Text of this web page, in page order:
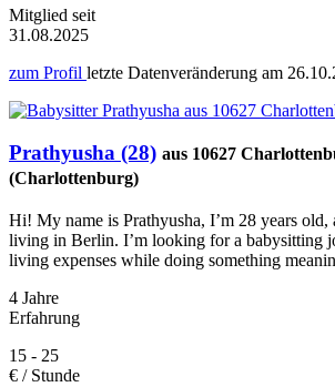
Mitglied seit
31.08.2025
zum Profil letzte Datenveränderung am
Prathyusha (28) aus 10627
(Charlottenburg)
Hi! My name is Prathyusha, I’m 28 years
living in Berlin. I’m looking for a babysitting
living expenses while doing something
4 Jahre
Erfahrung
15 - 25
€ / Stunde